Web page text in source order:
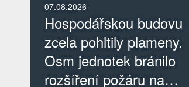
07.08.2026
Hospodářskou budovu
zcela pohltily plameny.
Osm jednotek bránilo
rozšíření požáru na